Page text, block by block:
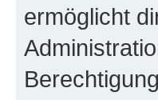
ermöglicht